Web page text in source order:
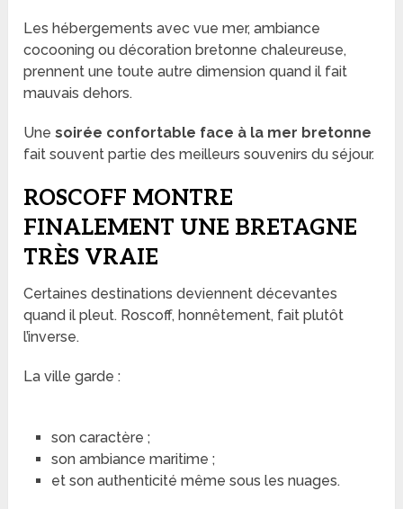
Les hébergements avec vue mer, ambiance
cocooning ou décoration bretonne chaleureuse,
prennent une toute autre dimension quand il fait
mauvais dehors.
Unesoirée confortable face à la mer bretonne
fait souvent partie des meilleurs souvenirs du séjour.
ROSCOFF MONTRE
FINALEMENT UNE BRETAGNE
TRÈS VRAIE
Certaines destinations deviennent décevantes
quand il pleut. Roscoff, honnêtement, fait plutôt
l’inverse.
La ville garde :
son caractère ;
son ambiance maritime ;
et son authenticité même sous les nuages.